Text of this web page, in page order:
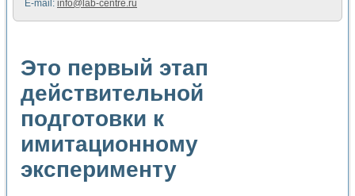
Применение технологий NI в курсе экспериментальной
Расчет переноса аэрозоля и выпадения осадка в
Применение NI VISION для геометрического анализа в
Система температурной стабилизации
Управление движением с помощью программно -
Определение параметров всплывающих газовых
Система управления асинхронным тиристорным
Лазерный профилометр
Применение средств NATIONAL INSTRUMENTS для
Разработка автоматизированного стенда для
E-mail: info@lab-centre.ru
Это первый этап
действительной
подготовки к
имитационному
эксперименту